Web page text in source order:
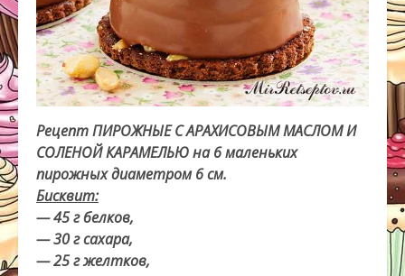
Рецепт ПИРОЖНЫЕ С АРАХИСОВЫМ МАСЛОМ И
СОЛЕНОЙ КАРАМЕЛЬЮ на 6 маленьких
пирожных диаметром 6 см.
Бисквит:
— 45 г белков,
— 30 г сахара,
— 25 г желтков,